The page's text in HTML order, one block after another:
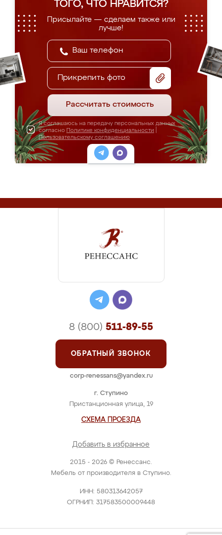
ТОГО, ЧТО НРАВИТСЯ?
Присылайте — сделаем также или
лучше!
Прикрепить фото
Рассчитать стоимость
Я соглашаюсь на передачу персональных данных
согласно Политике конфиденциальности
Пользовательскому соглашению
2015 - 2026 © Ренессанс.
Мебель от производителя в Ступино.
ИНН: 580313642057
ОГРНИП: 317583500009448
г. Ступино
Пристанционная улица, 19
СХЕМА ПРОЕЗДА
Добавить в избранное
8 (800) 511-89-55
ОБРАТНЫЙ ЗВОНОК
corp-renessans@yandex.ru